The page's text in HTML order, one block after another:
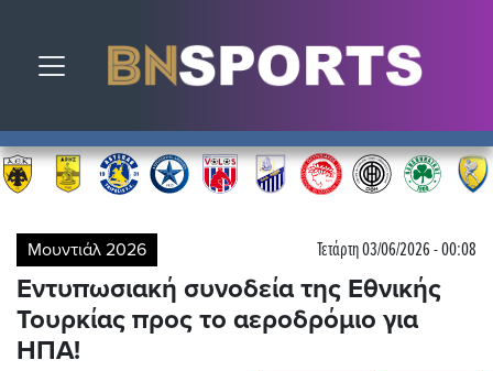
Toggle navigation
Μουντιάλ 2026 Τετάρτη 03/06/2026 - 00:08
Εντυπωσιακή συνοδεία της Εθνικής
Τουρκίας προς το αεροδρόμιο για
ΗΠΑ!